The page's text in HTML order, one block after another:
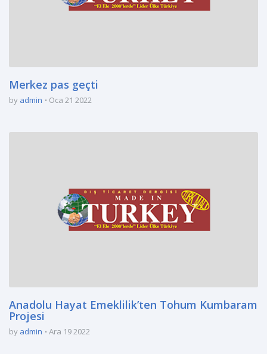
Merkez pas geçti
by admin Oca 21 2022
Anadolu Hayat Emeklilik’ten Tohum Kumbaram
Projesi
by admin Ara 19 2022